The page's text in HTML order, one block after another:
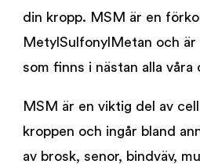
din kropp. MSM är en
MetylSulfonylMetan och
som finns i nästan alla våra
MSM är en viktig del av
kroppen och ingår bland
av brosk, senor, bindväv,